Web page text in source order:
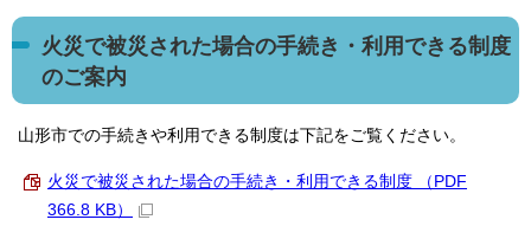
火災で被災された場合の手続き・利用できる制度
のご案内
山形市での手続きや利用できる制度は下記をご覧ください。
火災で被災された場合の手続き・利用できる制度 （PDF
366.8 KB）